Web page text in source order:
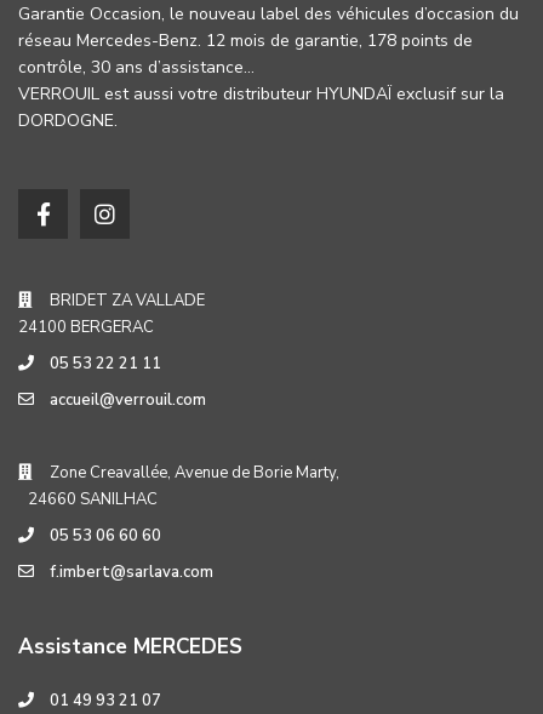
Garantie Occasion, le nouveau label des véhicules d’occasion du
réseau Mercedes-Benz. 12 mois de garantie, 178 points de
contrôle, 30 ans d’assistance…
VERROUIL est aussi votre distributeur HYUNDAÏ exclusif sur la
DORDOGNE.
BRIDET ZA VALLADE
24100 BERGERAC
05 53 22 21 11
accueil@verrouil.com
Zone Creavallée, Avenue de Borie Marty,
24660 SANILHAC
05 53 06 60 60
f.imbert@sarlava.com
Assistance MERCEDES
01 49 93 21 07